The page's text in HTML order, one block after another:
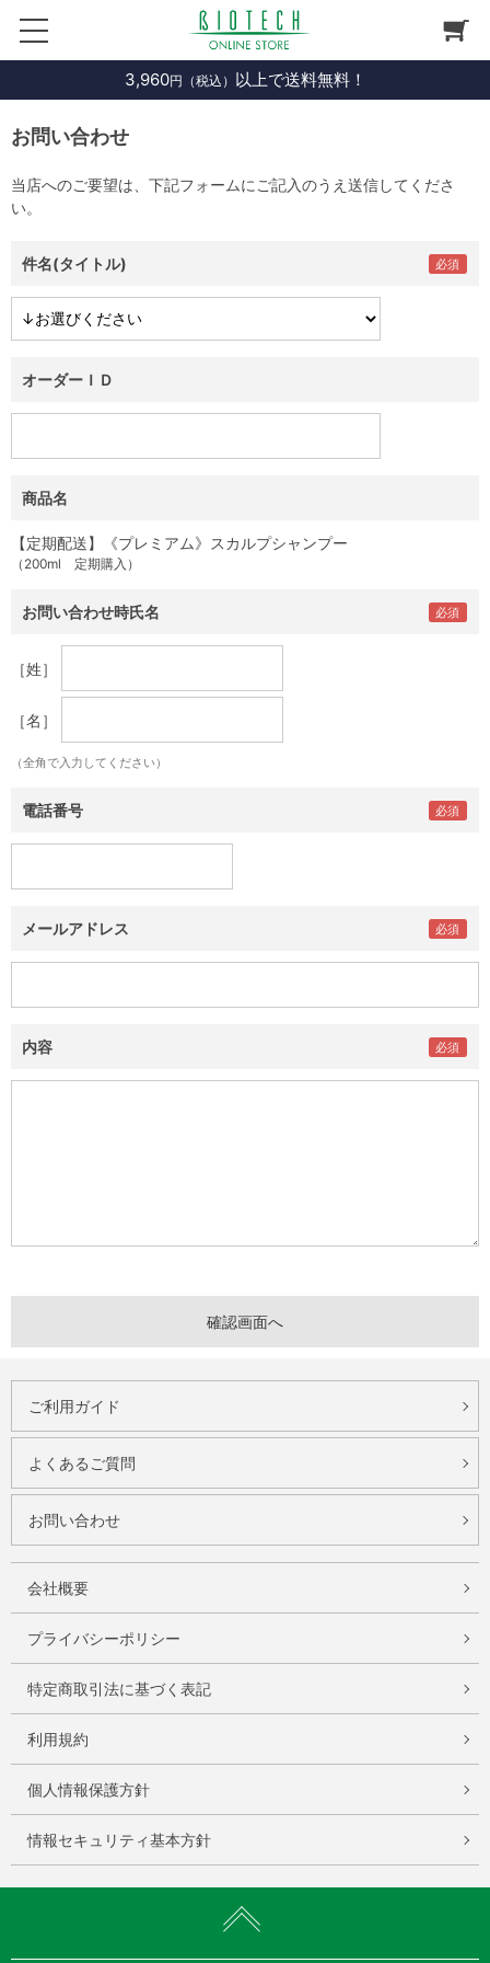
3,960円（税込） 以上で送料無料！
お問い合わせ
当店へのご要望は、下記フォームにご記入のうえ送信してくださ
い。
件名(タイトル)
オーダーＩＤ
商品名
【定期配送】《プレミアム》スカルプシャンプー
（200ml 定期購入）
お問い合わせ時氏名
［姓］
［名］
（全角で入力してください）
電話番号
メールアドレス
内容
ご利用ガイド
よくあるご質問
お問い合わせ
会社概要
プライバシーポリシー
特定商取引法に基づく表記
利用規約
個人情報保護方針
情報セキュリティ基本方針